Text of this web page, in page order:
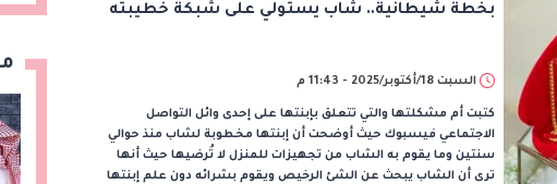
بخطة شيطانية.. شاب يستولي على شبكة خطيبته
السبت 18/أكتوبر/2025 - 11:43 م
كتبت أم مشكلتها والتي تتعلق بإبنتها على إحدى وائل التواصل
الاجتماعي فيسبوك حيث أوضحت أن إبنتها مخطوبة لشاب منذ حوالي
سنتين وما يقوم به الشاب من تجهيزات للمنزل لا تُرضيها حيث أنها
ترى أن الشاب يبحث عن الشئ الرخيص ويقوم بشرائه دون علم إبنتها